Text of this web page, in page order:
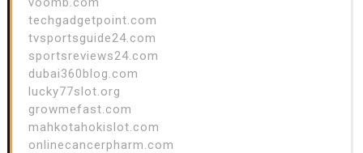
techgadgetpoint.com
tvsportsguide24.com
sportsreviews24.com
dubai360blog.com
lucky77slot.org
growmefast.com
mahkotahokislot.com
onlinecancerpharm.com